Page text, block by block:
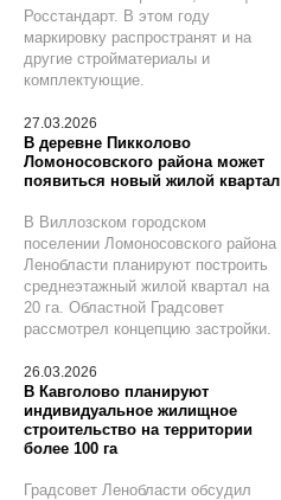
Росстандарт. В этом году
маркировку распространят и на
другие стройматериалы и
комплектующие.
27.03.2026
В деревне Пикколово
Ломоносовского района может
появиться новый жилой квартал
В Виллозском городском
поселении Ломоносовского района
Ленобласти планируют построить
среднеэтажный жилой квартал на
20 га. Областной Градсовет
рассмотрел концепцию застройки.
26.03.2026
В Кавголово планируют
индивидуальное жилищное
строительство на территории
более 100 га
Градсовет Ленобласти обсудил